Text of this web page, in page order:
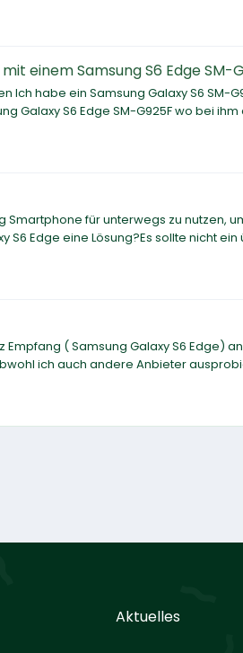
einem Samsung S6 Edge SM-
habe ein Samsung Galaxy S6 SM-
Galaxy S6 Edge SM-G925F wo bei
Smartphone für unterwegs zu nutzen,
Edge eine Lösung?Es sollte nicht
( Samsung Galaxy S6 Edge)
ich auch andere Anbieter
Aktuelles